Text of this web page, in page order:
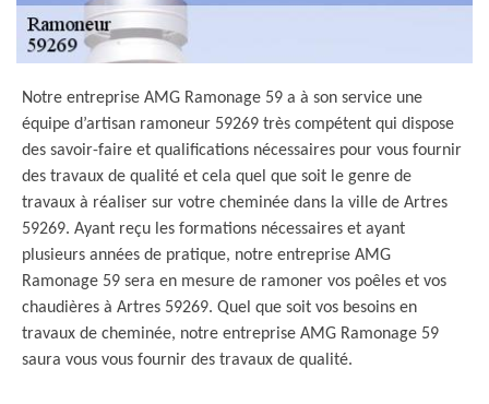
Notre entreprise AMG Ramonage 59 a à son service une
équipe d’artisan ramoneur 59269 très compétent qui dispose
des savoir-faire et qualifications nécessaires pour vous fournir
des travaux de qualité et cela quel que soit le genre de
travaux à réaliser sur votre cheminée dans la ville de Artres
59269. Ayant reçu les formations nécessaires et ayant
plusieurs années de pratique, notre entreprise AMG
Ramonage 59 sera en mesure de ramoner vos poêles et vos
chaudières à Artres 59269. Quel que soit vos besoins en
travaux de cheminée, notre entreprise AMG Ramonage 59
saura vous vous fournir des travaux de qualité.